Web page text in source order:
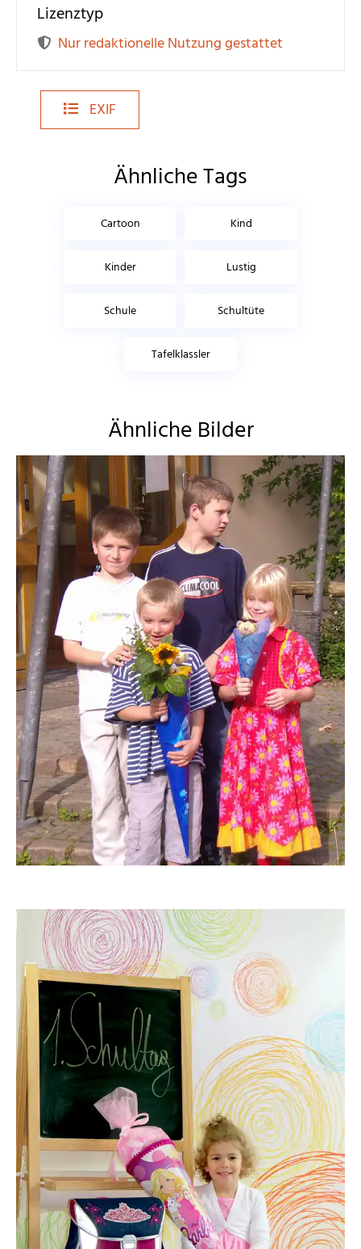
Lizenztyp
Nur redaktionelle Nutzung gestattet
EXIF
Ähnliche Tags
Cartoon Kind
Kinder Lustig
Schule Schultüte
Tafelklassler
Ähnliche Bilder
hofschlaeger
MaryL